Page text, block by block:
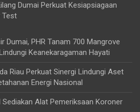
Dumai Perkuat Kesiapsiagaan
Test
Dumai, PHR Tanam 700 Mangrove
Keanekaragaman Hayati
Riau Perkuat Sinergi Lindungi Aset
Energi Nasional
Alat Pemeriksaan Koroner